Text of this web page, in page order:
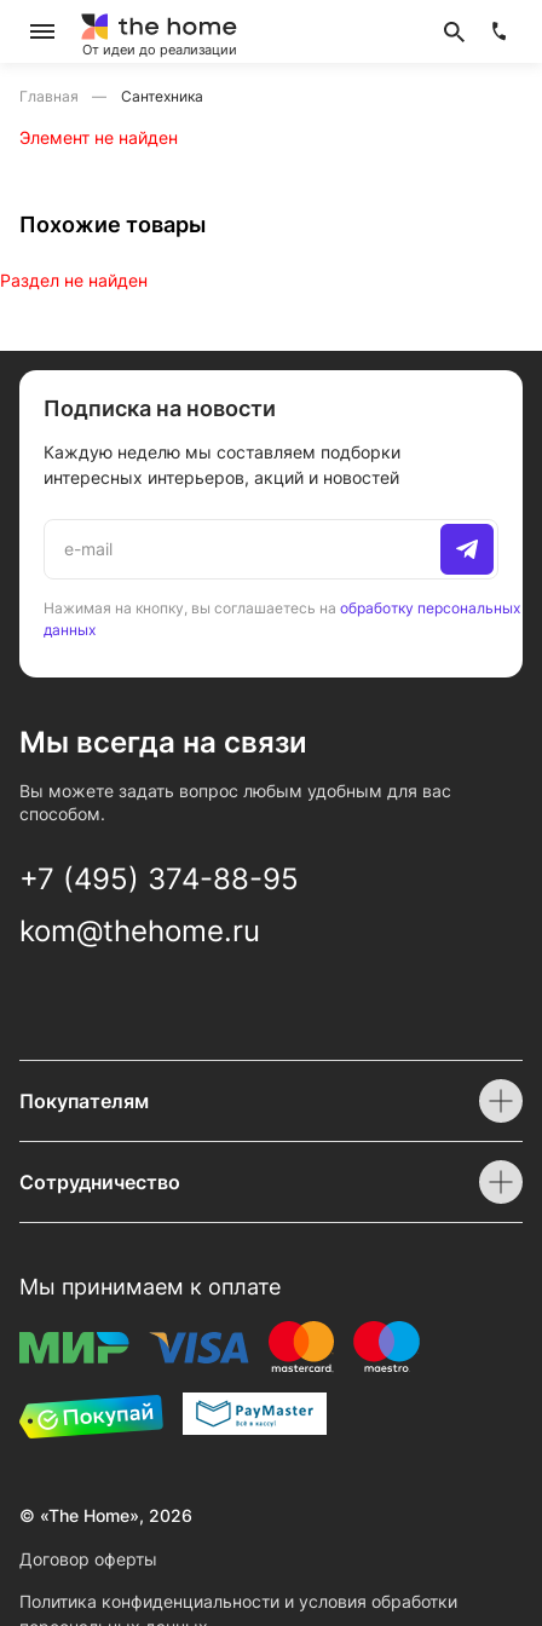
От идеи до реализации
Главная Сантехника
Элемент не найден
Похожие товары
Раздел не найден
Подписка на новости
Каждую неделю мы составляем подборки
интересных интерьеров, акций и новостей
Нажимая на кнопку, вы соглашаетесь на обработку персональных
данных
Мы всегда на связи
Вы можете задать вопрос любым удобным для вас
способом.
+7 (495) 374-88-95
kom@thehome.ru
Покупателям
Сотрудничество
Мы принимаем к оплате
© «The Home», 2026
Договор оферты
Политика конфиденциальности и условия обработки